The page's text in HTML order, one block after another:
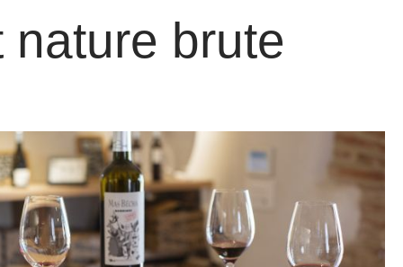
nature brute